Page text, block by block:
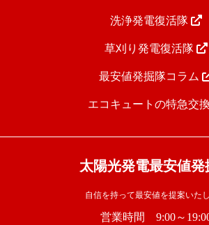
洗浄発電復活隊
草刈り発電復活隊
最安値発掘隊コラム
エコキュートの特急交換
太陽光発電最安値発
自信を持って最安値を提案いた
営業時間 9:00～